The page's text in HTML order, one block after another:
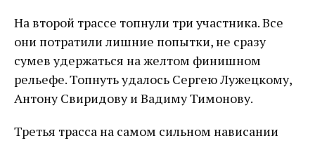
На второй трассе топнули три участника. Все
они потратили лишние попытки, не сразу
сумев удержаться на желтом финишном
рельефе. Топнуть удалось Сергею Лужецкому,
Антону Свиридову и Вадиму Тимонову.
Третья трасса на самом сильном нависании